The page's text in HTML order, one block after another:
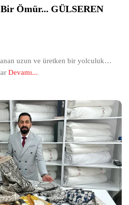
Ömür... GÜLSEREN
uzun ve üretken bir yolculuk…
Devamı...